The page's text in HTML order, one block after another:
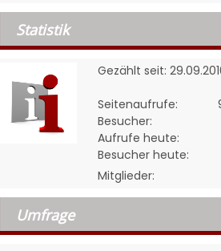
Statistik
Gezählt seit:
Seitenaufrufe:
Besucher:
Aufrufe heute:
Besucher heute:
Mitglieder:
Umfrage